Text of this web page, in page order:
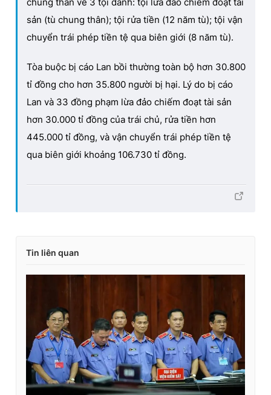
chung thân về 3 tội danh: tội lừa đảo chiếm đoạt tài
sản (tù chung thân); tội rửa tiền (12 năm tù); tội vận
chuyển trái phép tiền tệ qua biên giới (8 năm tù).
Tòa buộc bị cáo Lan bồi thường toàn bộ hơn 30.800
tỉ đồng cho hơn 35.800 người bị hại. Lý do bị cáo
Lan và 33 đồng phạm lừa đảo chiếm đoạt tài sản
hơn 30.000 tỉ đồng của trái chủ, rửa tiền hơn
445.000 tỉ đồng, và vận chuyển trái phép tiền tệ
qua biên giới khoảng 106.730 tỉ đồng.
Tin liên quan